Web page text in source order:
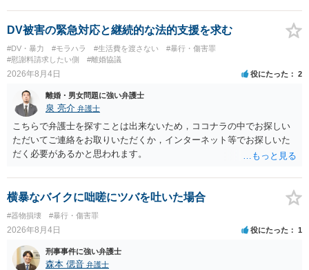
断されれば処罰規定がない状態になると思います。 ②民事的には傷害
部分が否定されますので，暴行行為自体による損害（慰謝料的なもの
DV被害の緊急対応と継続的な法的支援を求む
#DV・暴力 #モラハラ #生活費を渡さない
#暴行・傷害罪
#慰謝料請求したい側
#離婚協議
2026年8月4日 役にたった 2
離婚・男女問題に強い弁護士
泉 亮介 弁護士
こちらで弁護士を探すことは出来ないため，ココナラの中でお探しい
ただいてご連絡をお取りいただくか，インターネット等でお探しいた
だく必要があるかと思われます。
横暴なバイクに咄嗟にツバを吐いた場合
#器物損壊 #暴行・傷害罪
2026年8月4日 役にたった 1
刑事事件に強い弁護士
森本 偲音 弁護士